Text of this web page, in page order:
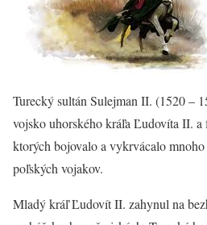
Turecký sultán Sulejman II. (1520 –
vojsko uhorského kráľa Ľudovíta II. a
ktorých bojovalo a vykrvácalo
poľských vojakov.
Mladý kráľ Ľudovít II. zahynul na